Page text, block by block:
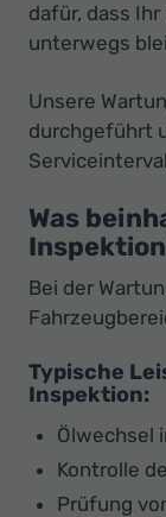
dafür, dass
unterwegs
Unsere
durchgeführt
Was
Bei der
Typische
Inspektion:
Ölwechsel
Kontrolle
Prüfung